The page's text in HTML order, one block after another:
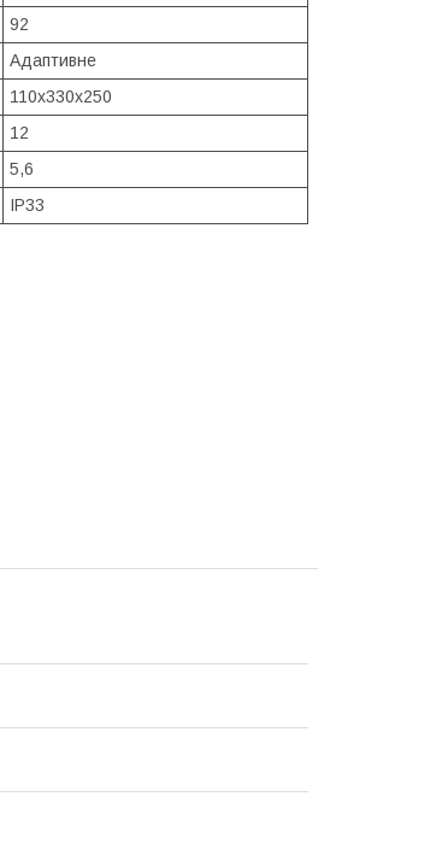
92
Адаптивне
110х330х250
12
5,6
IP33